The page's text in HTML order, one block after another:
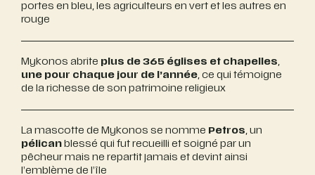
portes en bleu, les agriculteurs en vert et les autres en
rouge
Mykonos abrite plus de 365 églises et chapelles,
une pour chaque jour de l’année, ce qui témoigne
de la richesse de son patrimoine religieux
La mascotte de Mykonos se nomme Petros, un
pélican blessé qui fut recueilli et soigné par un
pêcheur mais ne repartit jamais et devint ainsi
l’emblème de l’île